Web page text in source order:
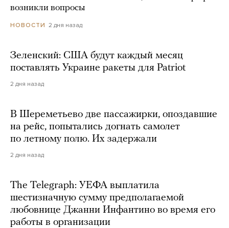
возникли вопросы
НОВОСТИ 2 дня назад
Зеленский: США будут каждый месяц
поставлять Украине ракеты для Patriot
2 дня назад
В Шереметьево две пассажирки, опоздавшие
на рейс, попытались догнать самолет
по летному полю. Их задержали
2 дня назад
The Telegraph: УЕФА выплатила
шестизначную сумму предполагаемой
любовнице Джанни Инфантино во время его
работы в организации